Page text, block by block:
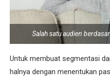
Salah satu audien
Untuk membuat segmentasi
halnya dengan menentukan